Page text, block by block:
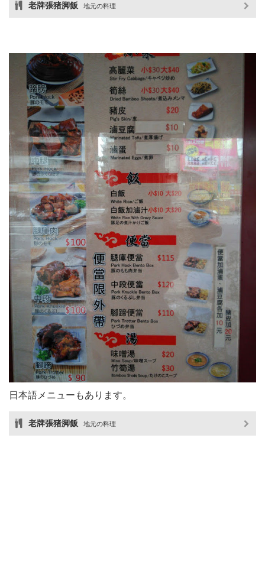
老牌張猪脚飯 地元の料理
日本語メニューもあります。
老牌張猪脚飯 地元の料理